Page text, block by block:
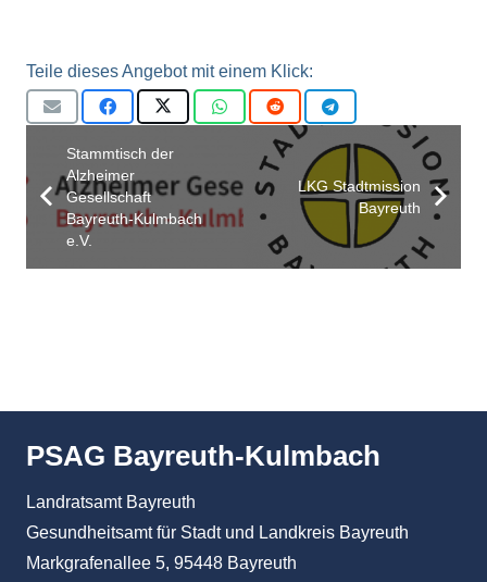
Teile dieses Angebot mit einem Klick:
Stammtisch der
Alzheimer
Gesellschaft
Bayreuth-Kulmbach
e.V.
LKG Stadtmission
Bayreuth
PSAG Bayreuth-Kulmbach
Landratsamt Bayreuth
Gesundheitsamt für Stadt und Landkreis Bayreuth
Markgrafenallee 5, 95448 Bayreuth